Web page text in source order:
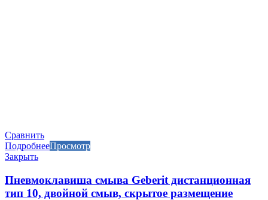
Сравнить
ПодробнееПросмотр
Закрыть
Пневмоклавиша смыва Geberit дистанционная
тип 10, двойной смыв, скрытое размещение